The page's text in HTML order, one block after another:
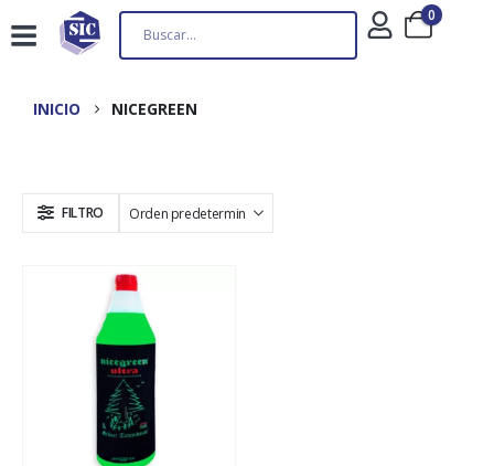
0
INICIO NICEGREEN
FILTRO